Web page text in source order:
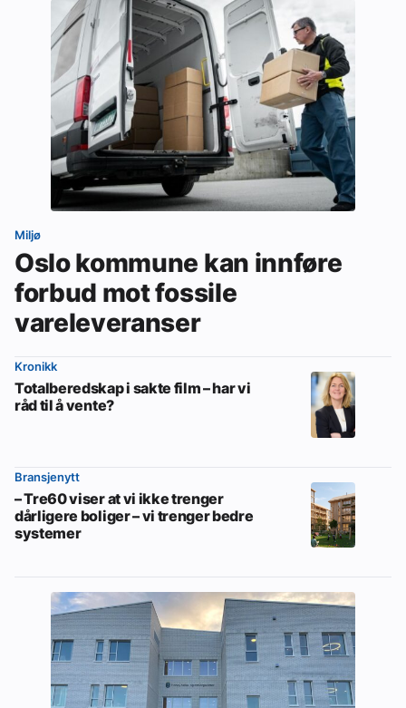
Miljø
Oslo kommune kan innføre
forbud mot fossile
vareleveranser
Kronikk
Totalberedskap i sakte film – har vi
råd til å vente?
Bransjenytt
– Tre60 viser at vi ikke trenger
dårligere boliger – vi trenger bedre
systemer